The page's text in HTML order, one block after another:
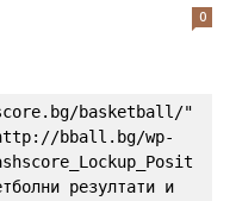
0
basketball/"
bball.bg/wp-
резултати и